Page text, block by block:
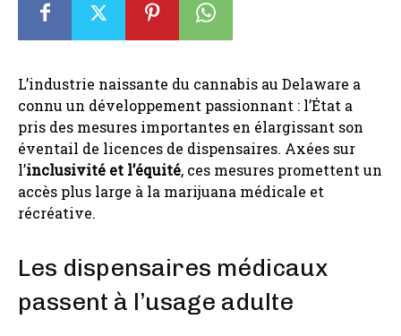
L’industrie naissante du cannabis au Delaware a
connu un développement passionnant : l’État a
pris des mesures importantes en élargissant son
éventail de licences de dispensaires. Axées sur
l’inclusivité et l’équité, ces mesures promettent un
accès plus large à la marijuana médicale et
récréative.
Les dispensaires médicaux
passent à l’usage adulte